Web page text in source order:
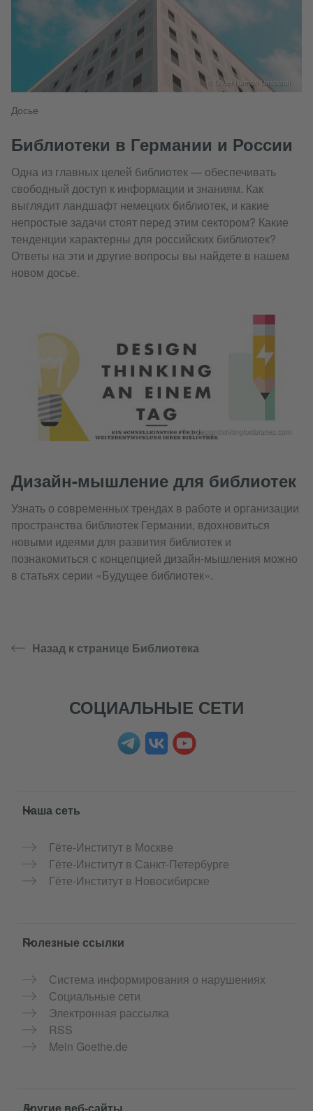
Досье
Библиотеки в Германии и России
Одна из главных целей библиотек — обеспечивать
свободный доступ к информации и знаниям. Как
выглядит ландшафт немецких библиотек, и какие
непростые задачи стоят перед этим сектором? Какие
тенденции характерны для российских библиотек?
Ответы на эти и другие вопросы вы найдете в нашем
новом досье.
© Oliver Hae on Unsplash
Дизайн-мышление для библиотек
Узнать о современных трендах в работе и организации
пространства библиотек Германии, вдохновиться
новыми идеями для развития библиотек и
познакомиться с концепцией дизайн-мышления можно
в статьях серии «Будущее библиотек».
© designthinkingforlibraries.com
Назад к странице Библиотека
СОЦИАЛЬНЫЕ СЕТИ
Service- und Informationsbereich
Наша сеть
Гёте-Институт в Москве
Гёте-Институт в Санкт-Петербурге
Гёте-Институт в Новосибирске
Полезные ссылки
Система информирования о нарушениях
Социальные сети
Электронная рассылка
RSS
Mein Goethe.de